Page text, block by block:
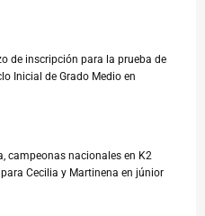
de inscripción para la prueba de
Inicial de Grado Medio en
campeonas nacionales en K2
Cecilia y Martinena en júnior